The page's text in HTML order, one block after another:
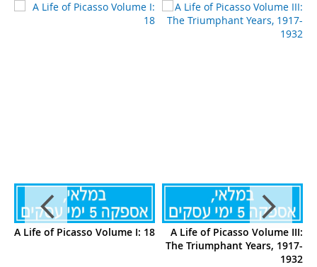
A Life of Picasso Volume I: 18
A Life of Picasso Volume III:
The Triumphant Years, 1917-
1932